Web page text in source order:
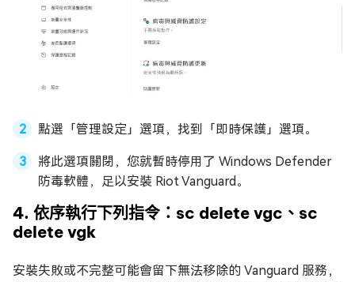
點選「管理設定」選項，找到「即時保護」選項。
將此選項關閉，您就暫時停用了 Windows Defender
防毒軟體，足以安裝 Riot Vanguard。
4. 依序執行下列指令：sc delete vgc、sc
delete vgk
安裝失敗或不完整可能會留下無法移除的 Vanguard 服務，